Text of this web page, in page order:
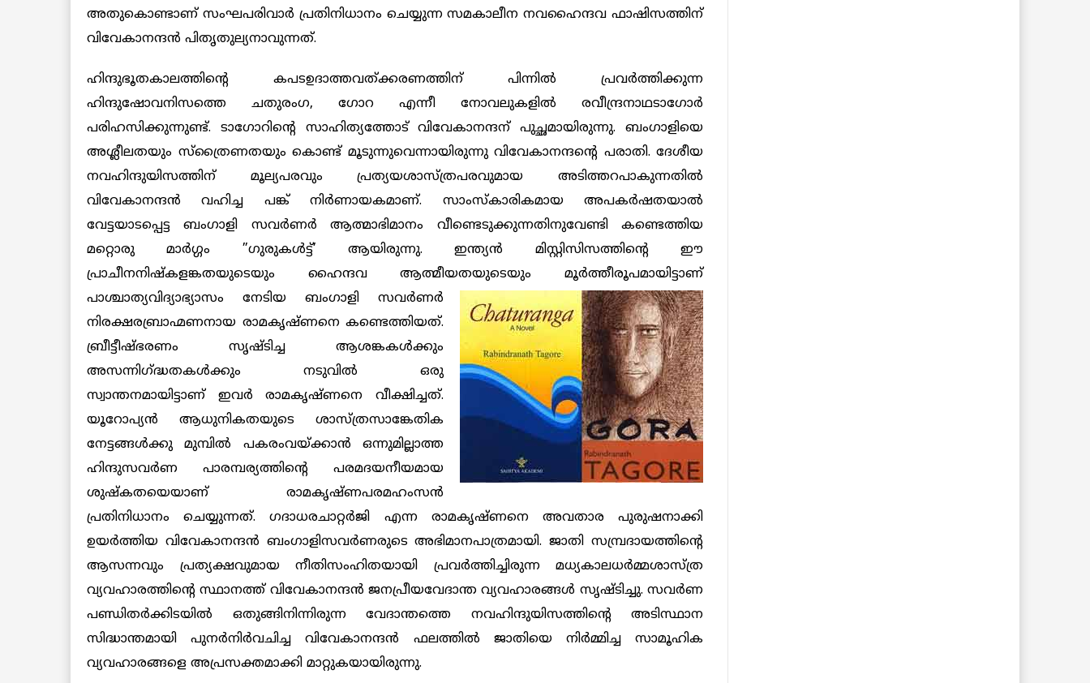
അതുകൊണ്ടാണ് സംഘപരിവാര്‍ പ്രതിനിധാനം ചെയ്യുന്ന സമകാലീന നവഹൈന്ദവ ഫാഷിസത്തിന്
വിവേകാനന്ദന്‍ പിതൃതുല്യനാവുന്നത്.
ഹിന്ദുഭൂതകാലത്തിന്റെ കപടഉദാത്തവത്ക്കരണത്തിന് പിന്നില്‍ പ്രവര്‍ത്തിക്കുന്ന
ഹിന്ദുഷോവനിസത്തെ ചതുരംഗ, ഗോറ എന്നീ നോവലുകളില്‍ രവീന്ദ്രനാഥടാഗോര്‍
പരിഹസിക്കുന്നുണ്ട്. ടാഗോറിന്റെ സാഹിത്യത്തോട് വിവേകാനന്ദന് പുച്ഛമായിരുന്നു. ബംഗാളിയെ
അശ്ലീലതയും സ്‌ത്രൈണതയും കൊണ്ട് മൂടുന്നുവെന്നായിരുന്നു വിവേകാനന്ദന്റെ പരാതി. ദേശീയ
നവഹിന്ദുയിസത്തിന് മൂല്യപരവും പ്രത്യയശാസ്ത്രപരവുമായ അടിത്തറപാകുന്നതില്‍
വിവേകാനന്ദന്‍ വഹിച്ച പങ്ക് നിര്‍ണായകമാണ്. സാംസ്‌കാരികമായ അപകര്‍ഷതയാല്‍
വേട്ടയാടപ്പെട്ട ബംഗാളി സവര്‍ണര്‍ ആത്മാഭിമാനം വീണ്ടെടുക്കുന്നതിനുവേണ്ടി കണ്ടെത്തിയ
മറ്റൊരു മാര്‍ഗ്ഗം ”ഗുരുകള്‍ട്ട്’ ആയിരുന്നു. ഇന്ത്യന്‍ മിസ്റ്റിസിസത്തിന്റെ ഈ
പ്രാചീനനിഷ്‌കളങ്കതയുടെയും ഹൈന്ദവ ആത്മീയതയുടെയും മൂര്‍ത്തീരൂപമായിട്ടാണ്
പാശ്ചാത്യവിദ്യാഭ്യാസം നേടിയ ബംഗാളി സവര്‍ണര്‍
നിരക്ഷരബ്രാഹ്മണനായ രാമകൃഷ്ണനെ കണ്ടെത്തിയത്.
ബ്രീട്ടീഷ്ഭരണം സൃഷ്ടിച്ച ആശങ്കകള്‍ക്കും
അസന്നിഗ്ദ്ധതകള്‍ക്കും നടുവില്‍ ഒരു
സ്വാന്തനമായിട്ടാണ് ഇവര്‍ രാമകൃഷ്ണനെ വീക്ഷിച്ചത്.
യൂറോപ്യന്‍ ആധുനികതയുടെ ശാസ്ത്രസാങ്കേതിക
നേട്ടങ്ങള്‍ക്കു മുമ്പില്‍ പകരംവയ്ക്കാന്‍ ഒന്നുമില്ലാത്ത
ഹിന്ദുസവര്‍ണ പാരമ്പര്യത്തിന്റെ പരമദയനീയമായ
ശുഷ്‌കതയെയാണ് രാമകൃഷ്ണപരമഹംസന്‍
പ്രതിനിധാനം ചെയ്യുന്നത്. ഗദാധരചാറ്റര്‍ജി എന്ന രാമകൃഷ്ണനെ അവതാര പുരുഷനാക്കി
ഉയര്‍ത്തിയ വിവേകാനന്ദന്‍ ബംഗാളിസവര്‍ണരുടെ അഭിമാനപാത്രമായി. ജാതി സമ്പ്രദായത്തിന്റെ
ആസന്നവും പ്രത്യക്ഷവുമായ നീതിസംഹിതയായി പ്രവര്‍ത്തിച്ചിരുന്ന മധ്യകാലധര്‍മ്മശാസ്ത്ര
വ്യവഹാരത്തിന്റെ സ്ഥാനത്ത് വിവേകാനന്ദന്‍ ജനപ്രീയവേദാന്ത വ്യവഹാരങ്ങള്‍ സൃഷ്ടിച്ചു. സവര്‍ണ
പണ്ഡിതര്‍ക്കിടയില്‍ ഒതുങ്ങിനിന്നിരുന്ന വേദാന്തത്തെ നവഹിന്ദുയിസത്തിന്റെ അടിസ്ഥാന
സിദ്ധാന്തമായി പുനര്‍നിര്‍വചിച്ച വിവേകാനന്ദന്‍ ഫലത്തില്‍ ജാതിയെ നിര്‍മ്മിച്ച സാമൂഹിക
വ്യവഹാരങ്ങളെ അപ്രസക്തമാക്കി മാറ്റുകയായിരുന്നു.